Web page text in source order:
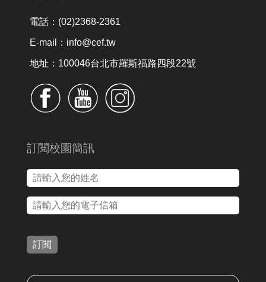
電話：(02)2368-2361
E-mail：info@cef.tw
地址：100046台北市羅斯福路四段22號
訂閱校園簡訊
訂閱